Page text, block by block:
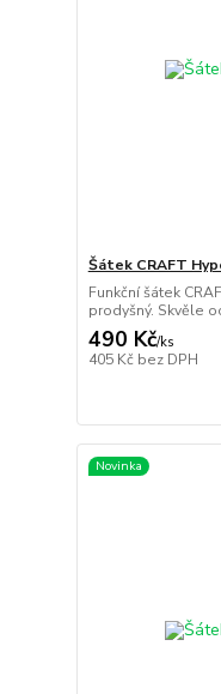
Šátek CRAFT
Funkční šátek
prodyšný. Skvěle
490 Kč/ks
405 Kč bez DPH
Novinka